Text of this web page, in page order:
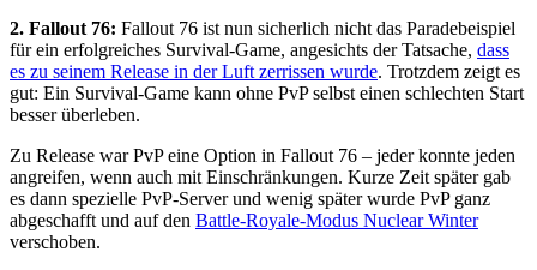
2. Fallout 76: Fallout 76 ist nun sicherlich nicht das Paradebeispiel
für ein erfolgreiches Survival-Game, angesichts der Tatsache, dass
es zu seinem Release in der Luft zerrissen wurde. Trotzdem zeigt es
gut: Ein Survival-Game kann ohne PvP selbst einen schlechten Start
besser überleben.
Zu Release war PvP eine Option in Fallout 76 – jeder konnte jeden
angreifen, wenn auch mit Einschränkungen. Kurze Zeit später gab
es dann spezielle PvP-Server und wenig später wurde PvP ganz
abgeschafft und auf den Battle-Royale-Modus Nuclear Winter
verschoben.